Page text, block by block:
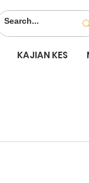
KAJIAN KES